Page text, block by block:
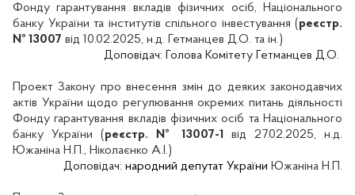
Фонду гарантування вкладів фізичних осіб, Національного
банку України та інститутів спільного інвестування (реєстр.
№ 13007 від 10.02.2025, н.д. Гетманцев Д.О. та ін.)
Доповідач: Голова Комітету Гетманцев Д.О.
Проект Закону про внесення змін до деяких законодавчих
актів України щодо регулювання окремих питань діяльності
Фонду гарантування вкладів фізичних осіб та Національного
банку України (реєстр. № 13007-1
від 27.02.2025, н.д.
Южаніна Н.П., Ніколаєнко А.І.)
Доповідач: народний депутат України Южаніна Н.П.